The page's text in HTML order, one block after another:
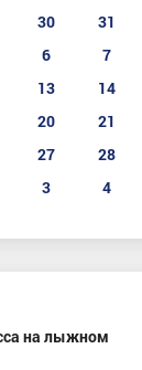
30 31
6 7
13 14
20 21
27 28
3 4
на лыжном